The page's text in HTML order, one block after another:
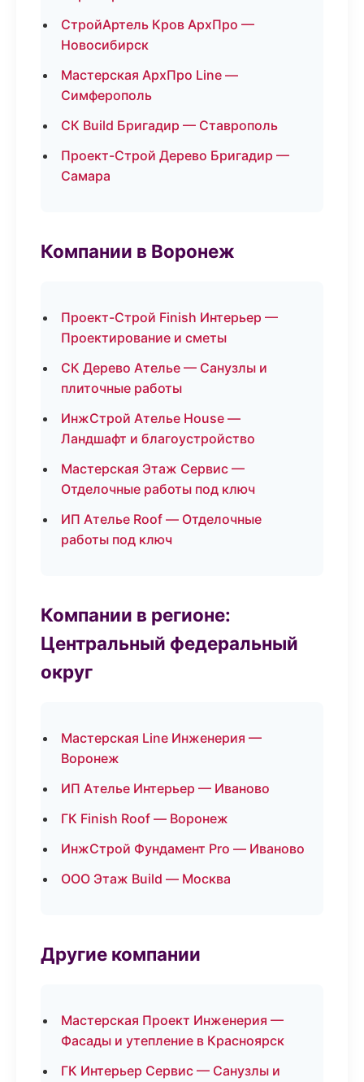
СтройАртель Кров АрхПро —
Новосибирск
Мастерская АрхПро Line —
Симферополь
СК Build Бригадир — Ставрополь
Проект-Строй Дерево Бригадир —
Самара
Компании в Воронеж
Проект-Строй Finish Интерьер —
Проектирование и сметы
СК Дерево Ателье — Санузлы и
плиточные работы
ИнжСтрой Ателье House —
Ландшафт и благоустройство
Мастерская Этаж Сервис —
Отделочные работы под ключ
ИП Ателье Roof — Отделочные
работы под ключ
Компании в регионе:
Центральный федеральный
округ
Мастерская Line Инженерия —
Воронеж
ИП Ателье Интерьер — Иваново
ГК Finish Roof — Воронеж
ИнжСтрой Фундамент Pro — Иваново
ООО Этаж Build — Москва
Другие компании
Мастерская Проект Инженерия —
Фасады и утепление в Красноярск
ГК Интерьер Сервис — Санузлы и